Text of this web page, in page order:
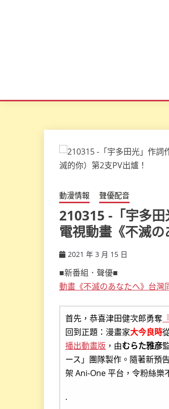
動漫情報 聲優配音
210315 -「宇多
電視動畫《不滅
2021 年 3 月 15 日
■新番組．聲優■
動畫《不滅のあなたへ》台灣
首先，恭喜津田健次郎勇奪
回到正題：漫畫家大今良時
播出動畫版 ，由むらた雅彦
ース」團隊製作。隨著新預
架 Ani-One 平台，令粉絲樂
.